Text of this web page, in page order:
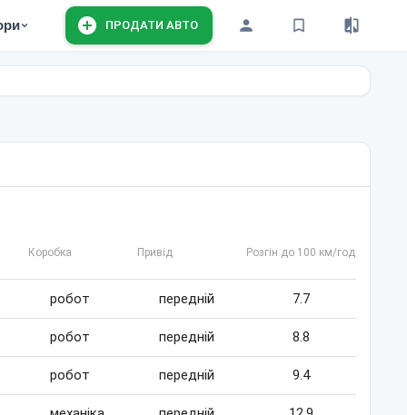
ПРОДАТИ АВТО
Коробка Привід Розгін до 100 км/год
робот передній 7.7
робот передній 8.8
робот передній 9.4